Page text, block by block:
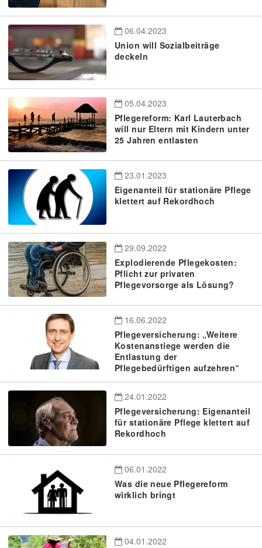
06.04.2023
Union will Sozialbeiträge
deckeln
05.04.2023
Pflegereform: Karl Lauterbach
will nur Eltern mit Kindern unter
25 Jahren entlasten
23.01.2023
Eigenanteil für stationäre Pflege
klettert auf Rekordhoch
29.09.2022
Explodierende Pflegekosten:
Pflicht zur privaten
Pflegevorsorge als Lösung?
16.06.2022
Pflegeversicherung: „Weitere
Kostenanstiege werden die
Entlastung der
Pflegebedürftigen aufzehren“
24.01.2022
Pflegeversicherung: Eigenanteil
für stationäre Pflege klettert auf
Rekordhoch
06.01.2022
Was die neue Pflegereform
wirklich bringt
04.01.2022